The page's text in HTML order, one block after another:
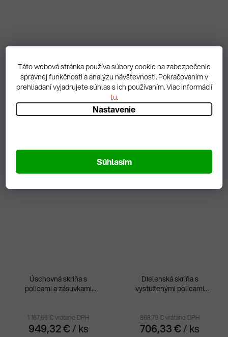
Táto webová stránka používa súbory cookie na zabezpečenie
správnej funkčnosti a analýzu návštevnosti. Pokračovaním v
prehliadaní vyjadrujete súhlas s ich používaním. Viac informácií
tu.
Nastavenie
Súhlasím
policami a zásuvkami
MSW 210/5-30
1 541,60 € vrátane DPH
1 253,33 €/ ks
policami a zásuvkami
MSW 112/5-15
1 222,34 € vrátane DPH
993,77 €/ ks
Úschovná skriňa s
policami a zásuvkami
1 167,66 € vrátane DPH
949,32 €/ ks
Dielenská skriňa s
vystuženými policami
868,79 € vrátane DPH
706,33 €/ ks